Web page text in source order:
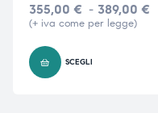
355,00 € - 389,00 €
(+ iva come per legge)
SCEGLI